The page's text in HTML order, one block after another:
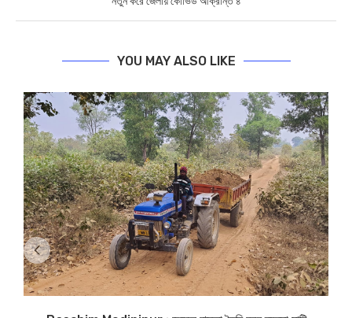
YOU MAY ALSO LIKE